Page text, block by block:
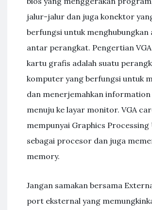
jalur-jalur dan juga konektor
berfungsi untuk menghubungkan
antar perangkat. Pengertian
kartu grafis adalah suatu
komputer yang berfungsi untuk
dan menerjemahkan
menuju ke layar monitor. VGA
mempunyai Graphics
sebagai procesor dan juga
memory.
Jangan samakan bersama
port eksternal yang